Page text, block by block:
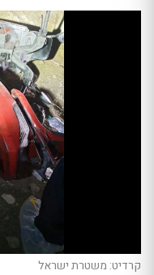
קרדיט: משטרת ישראל